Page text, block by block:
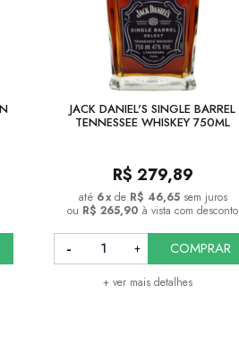
JACK DANIEL'S SINGLE BARREL
TENNESSEE WHISKEY 750ML
R$ 279,89
6x de R$ 46,65 sem juros
ou R$ 265,90à vista com desconto
+ ver mais detalhes
COMPRAR